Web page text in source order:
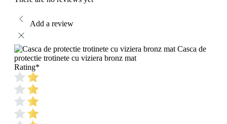
Add a review
Casca de
protectie trotinete cu viziera bronz mat
Rating*